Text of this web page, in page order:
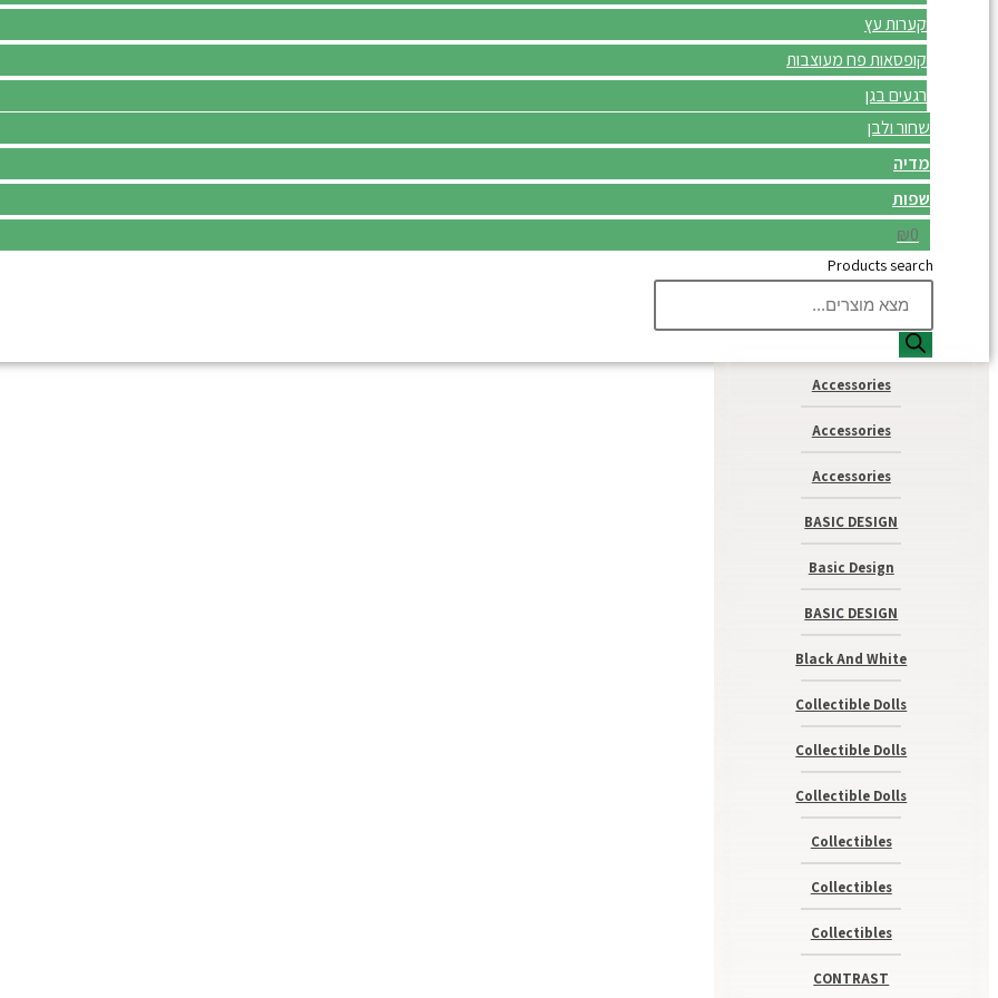
קערות עץ
קופסאות פח מעוצבות
רגעים בגן
שחור ולבן
מדיה
שפות
₪0
Products search
Accessories
Accessories
Accessories
BASIC DESIGN
Basic Design
BASIC DESIGN
Black And White
Collectible Dolls
Collectible Dolls
Collectible Dolls
Collectibles
Collectibles
Collectibles
CONTRAST